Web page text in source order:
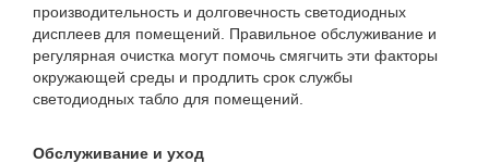
производительность и долговечность светодиодных
дисплеев для помещений. Правильное обслуживание и
регулярная очистка могут помочь смягчить эти факторы
окружающей среды и продлить срок службы
светодиодных табло для помещений.
Обслуживание и уход